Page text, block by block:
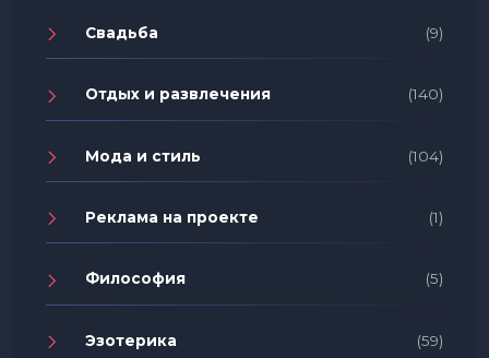
Свадьба (9)
Отдых и развлечения (140)
Мода и стиль (104)
Реклама на проекте (1)
Философия (5)
Эзотерика (59)